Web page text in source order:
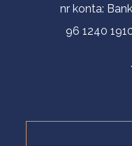
nr konta:
96 1240